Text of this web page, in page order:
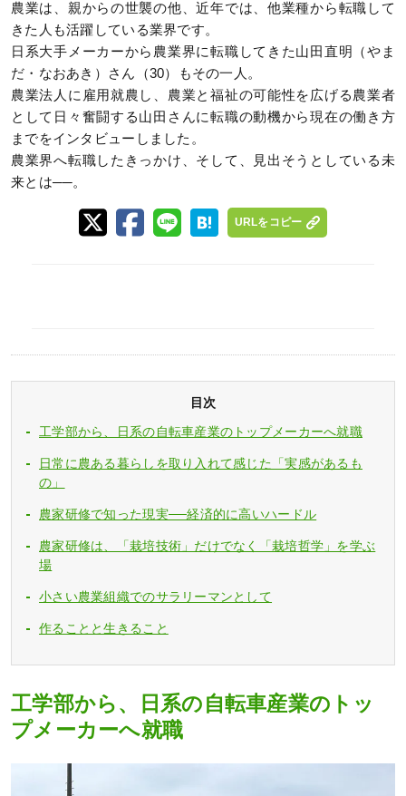
農業は、親からの世襲の他、近年では、他業種から転職して
きた人も活躍している業界です。
日系大手メーカーから農業界に転職してきた山田直明（やま
だ・なおあき）さん（30）もその一人。
農業法人に雇用就農し、農業と福祉の可能性を広げる農業者
として日々奮闘する山田さんに転職の動機から現在の働き方
までをインタビューしました。
農業界へ転職したきっかけ、そして、見出そうとしている未
来とは──。
URLをコピー
目次
工学部から、日系の自転車産業のトップメーカーへ就職
日常に農ある暮らしを取り入れて感じた「実感があるも
の」
農家研修で知った現実──経済的に高いハードル
農家研修は、「栽培技術」だけでなく「栽培哲学」を学ぶ
場
小さい農業組織でのサラリーマンとして
作ることと生きること
工学部から、日系の自転車産業のトッ
プメーカーへ就職